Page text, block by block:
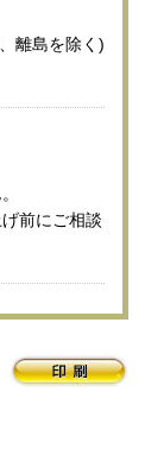
離島を除く)
前にご相談